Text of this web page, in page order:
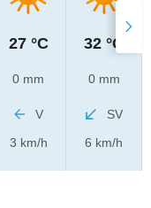
27 °C
0 mm
V
3 km/h
32 °C
0 mm
SV
6 km/h